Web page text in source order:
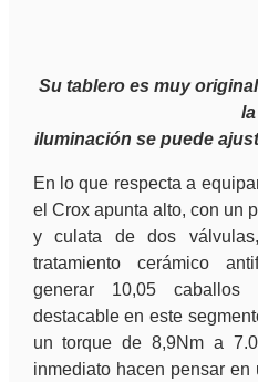
Su tablero es muy
la
iluminación se puede
En lo que respecta a
el Crox apunta alto, con un
y culata de dos
tratamiento cerámico
generar 10,05
destacable en este
un torque de 8,9Nm a
inmediato hacen pensar